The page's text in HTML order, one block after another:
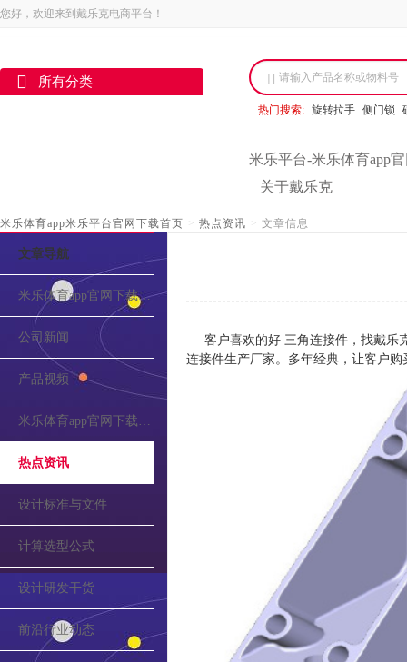
您好，欢迎来到戴乐克电商平台！
所有分类 请输入产品名称或物料号
热门搜索: 旋转拉手 侧门锁
米乐平台-米乐体育app
关于戴乐克
米乐体育app米乐平台官网下载首页 > 热点资讯 > 文章信息
文章导航
米乐体育app官网下载的介绍
公司新闻
产品视频
米乐体育app官网下载的公告
热点资讯
设计标准与文件
计算选型公式
设计研发干货
前沿行业动态
客户喜欢的好 三角连接件，找戴
连接件生产厂家。多年经典，让客户